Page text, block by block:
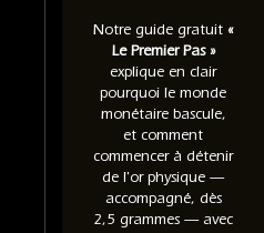
Notre guide gratuit «
Le Premier Pas »
explique en clair
pourquoi le monde
monétaire bascule,
et comment
commencer à détenir
de l'or physique —
accompagné, dès
2,5 grammes — avec